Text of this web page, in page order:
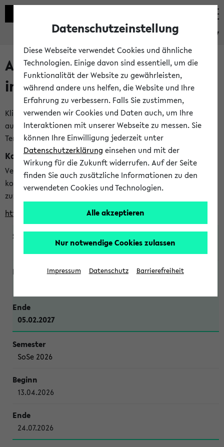
eKVV
Alle veröffentlichten Semester
im eKVV
Klicken Sie auf das Semester, welches Sie für Ihre Sitzung
auswählen möchten. Bitte beachten Sie auch die weiteren
Termine imKalender der Lehrplanung
Kalenderintegration
Verwenden Sie die folgende Adresse, um mit einer
kompatiblen Kalenderanwendung auf die Vorlesungszeiten
zuzugreifen (nähere Informationen
finden Sie hier
https://ekvv.uni-bielefeld.de/ws/calendar?vz
WiSe 2026/2027
05.02.2027
SoSe 2026
13.04.2026
24.07.2026
Datenschutzeinstellung
Diese Webseite verwendet Cookies und ähnliche
Technologien. Einige davon sind essentiell, um die
Funktionalität der Website zu gewährleisten,
während andere uns helfen, die Website und Ihre
Erfahrung zu verbessern. Falls Sie zustimmen,
verwenden wir Cookies und Daten auch, um Ihre
Interaktionen mit unserer Webseite zu messen. Sie
können Ihre Einwilligung jederzeit unter
Datenschutzerklärung einsehen und mit der
Wirkung für die Zukunft widerrufen. Auf der Seite
finden Sie auch zusätzliche Informationen zu den
verwendeten Cookies und Technologien.
Alle akzeptieren
Nur notwendige Cookies zulassen
Impressum Datenschutz Barrierefreiheit